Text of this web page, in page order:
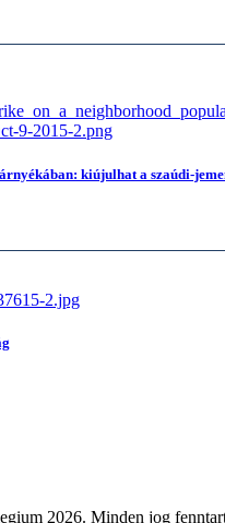
kiújulhat a szaúdi-
2026. Minden jog